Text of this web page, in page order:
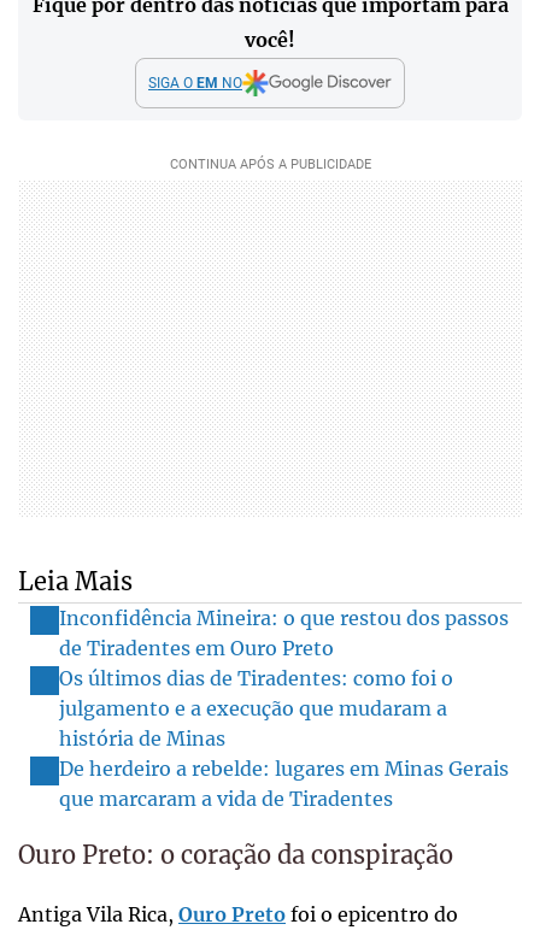
você!
SIGA O EM NO
Leia Mais
Inconfidência Mineira: o que restou dos passos
de Tiradentes em Ouro Preto
Os últimos dias de Tiradentes: como foi o
julgamento e a execução que mudaram a
história de Minas
De herdeiro a rebelde: lugares em Minas Gerais
que marcaram a vida de Tiradentes
Ouro Preto: o coração da conspiração
Antiga Vila Rica, Ouro Preto foi o epicentro do